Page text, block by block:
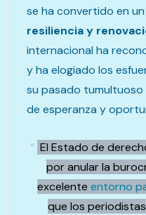
se ha convertido en un
resiliencia y
internacional ha
y ha elogiado los
su pasado
de esperanza y
“ El Estado de
por anular la
excelente entorno
que los